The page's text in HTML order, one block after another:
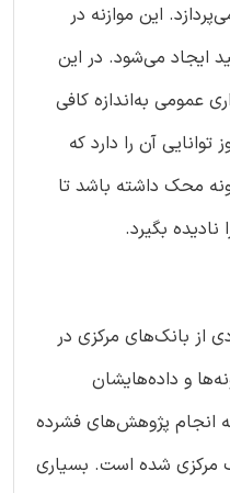
این موازنه در
ایجاد می‌شود. در این
عمومی به‌اندازه کافی
آن را دارد که
محک داشته باشد تا
بگیرد.
از بانک‌های مرکزی در
و داده‌هایشان
انجام پژوهش‌های فشرده
مرکزی شده است. بسیاری